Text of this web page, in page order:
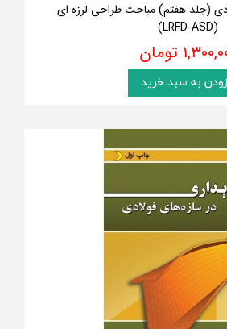
(جلد هفتم) مباحث طراحی لرزه ای
(LRFD-ASD)
تومان
به سبد خرید